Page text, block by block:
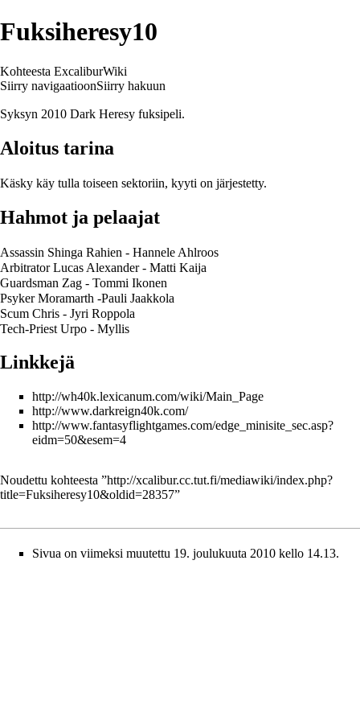
Fuksiheresy10
Kohteesta ExcaliburWiki
Siirry navigaatioonSiirry hakuun
Syksyn 2010 Dark Heresy fuksipeli.
Aloitus tarina
Käsky käy tulla toiseen sektoriin, kyyti on järjestetty.
Hahmot ja pelaajat
Assassin Shinga Rahien - Hannele Ahlroos
Arbitrator Lucas Alexander - Matti Kaija
Guardsman Zag - Tommi Ikonen
Psyker Moramarth -Pauli Jaakkola
Scum Chris - Jyri Roppola
Tech-Priest Urpo - Myllis
Linkkejä
http://wh40k.lexicanum.com/wiki/Main_Page
http://www.darkreign40k.com/
http://www.fantasyflightgames.com/edge_minisite_sec.asp?
eidm=50&esem=4
Noudettu kohteesta ”http://xcalibur.cc.tut.fi/mediawiki/index.php?
title=Fuksiheresy10&oldid=28357”
Sivua on viimeksi muutettu 19. joulukuuta 2010 kello 14.13.